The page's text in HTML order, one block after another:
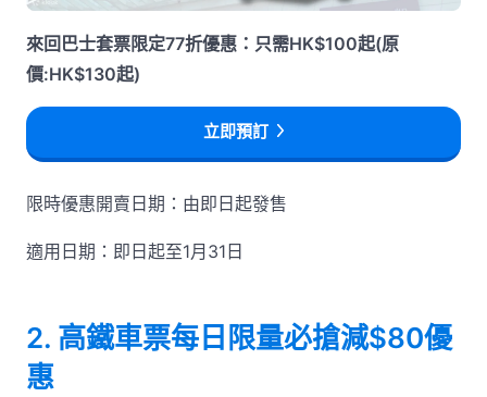
來回巴士套票限定77折優惠：只需HK$100起(原
價:HK$130起)
立即預訂
限時優惠開賣日期：由即日起發售
適用日期：即日起至1月31日
2. 高鐵車票每日限量必搶減$80優
惠